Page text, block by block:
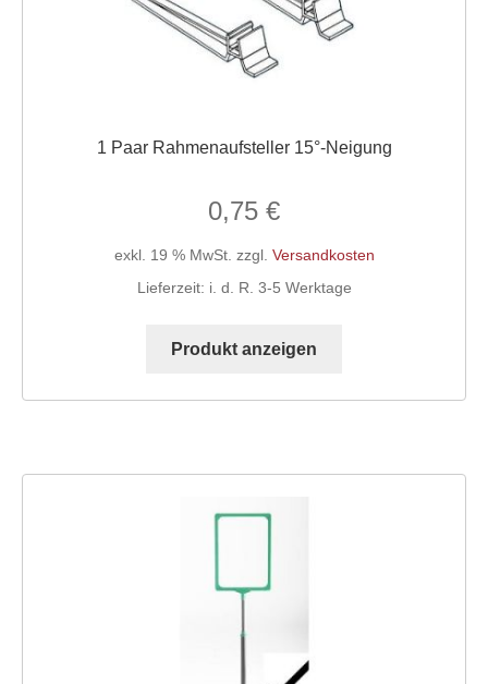
1 Paar Rahmenaufsteller 15°-Neigung
0,75 €
exkl. 19 % MwSt. zzgl. Versandkosten
Lieferzeit: i. d. R. 3-5 Werktage
Produkt anzeigen